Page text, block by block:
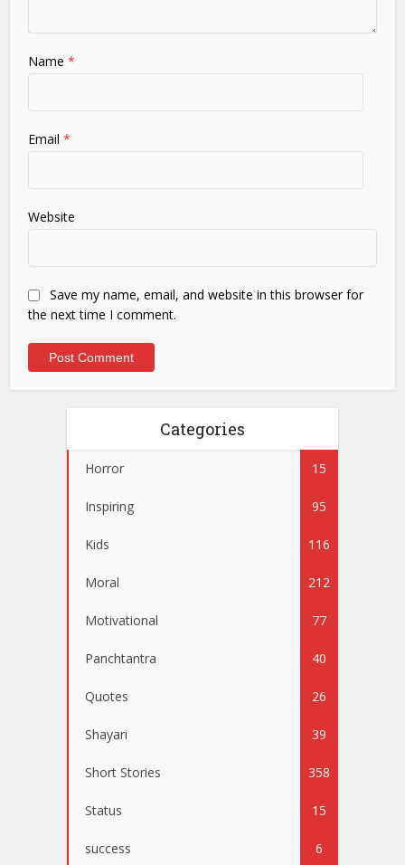
Name*
Email*
Website
Save my name, email, and website in this browser for
the next time I comment.
Categories
Horror 15
Inspiring 95
Kids 116
Moral 212
Motivational 77
Panchtantra 40
Quotes 26
Shayari 39
Short Stories 358
Status 15
success 6